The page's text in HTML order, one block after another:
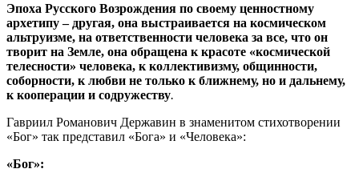
Эпоха Русского Возрождения по своему ценностному
архетипу – другая, она выстраивается на космическом
альтруизме, на ответственности человека за все, что он
творит на Земле, она обращена к красоте «космической
телесности» человека, к коллективизму, общинности,
соборности, к любви не только к ближнему, но и дальнему,
к кооперации и содружеству.
Гавриил Романович Державин в знаменитом стихотворении
«Бог» так представил «Бога» и «Человека»:
«Бог»: